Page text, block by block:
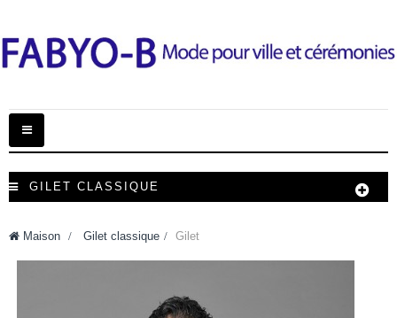
Basculer
la
GILET CLASSIQUE
Maison > Gilet classique > Gilet